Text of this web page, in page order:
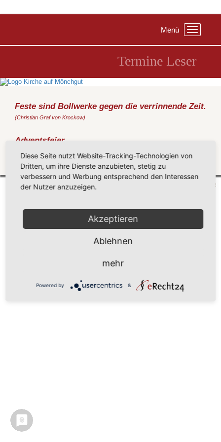
Toggle
Menü
Termine Leser
Feste sind Bollwerke gegen die verrinnende Zeit.
(Christian Graf von Krockow)
Adventsfeier
Zurück
Mönchgut 2026 | | vicon
Diese Seite nutzt Website-Tracking-Technologien von
Dritten, um ihre Dienste anzubieten, stetig zu
verbessern und Werbung entsprechend den Interessen
der Nutzer anzuzeigen.
Akzeptieren
Ablehnen
mehr
Powered by &